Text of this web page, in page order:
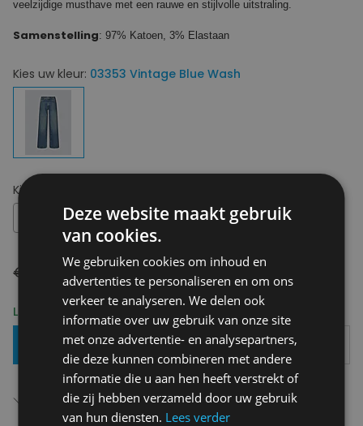
veelzijdige musthave met een rauwe en stijlvolle uitstraling.
Samenstelling: 97% Katoen, 3% Elastaan
Kies uw kleur: 03353 Vintage Blue Wash
Kies uw maat:
€ 129,95 € 64,97
Levering 2-3 Werkdagen
Toevoegen Aan Mandje
Gratis verzending in België
Vanaf €75,00
Deze website maakt gebruik
van cookies.
We gebruiken cookies om inhoud en
advertenties te personaliseren en om ons
verkeer te analyseren. We delen ook
informatie over uw gebruik van onze site
met onze advertentie- en analysepartners,
die deze kunnen combineren met andere
informatie die u aan hen heeft verstrekt of
die zij hebben verzameld door uw gebruik
van hun diensten. Lees verder